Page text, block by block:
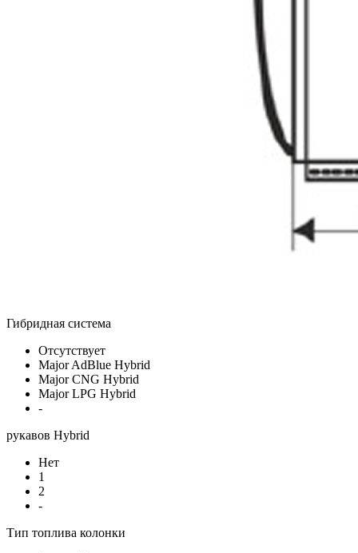
Гибридная система
Отсутствует
Major AdBlue Hybrid
Major CNG Hybrid
Major LPG Hybrid
-
рукавов Hybrid
Нет
1
2
-
Тип топлива колонки